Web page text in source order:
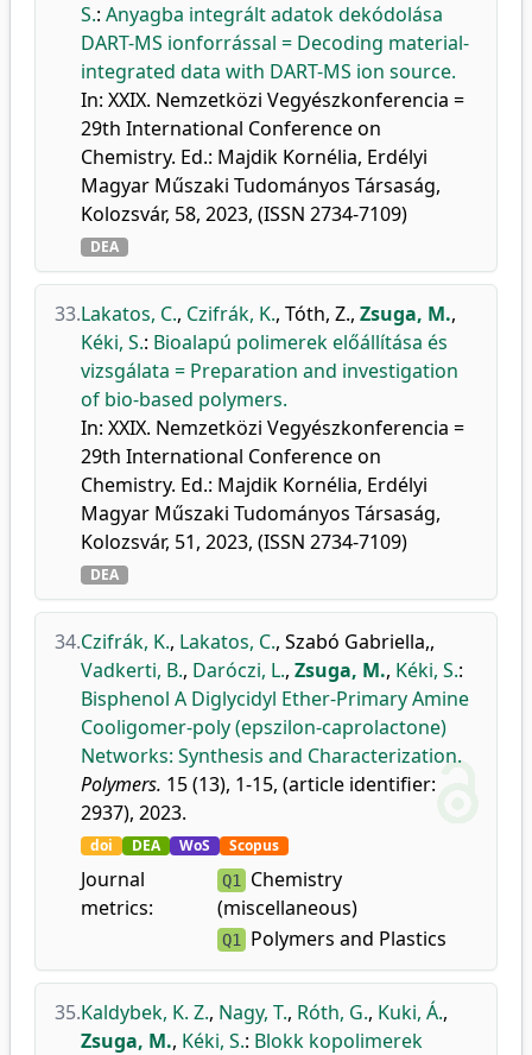
S.: Anyagba integrált adatok dekódolása
DART-MS ionforrással = Decoding material-
integrated data with DART-MS ion source.
In: XXIX. Nemzetközi Vegyészkonferencia =
29th International Conference on
Chemistry. Ed.: Majdik Kornélia, Erdélyi
Magyar Műszaki Tudományos Társaság,
Kolozsvár, 58, 2023, (ISSN 2734-7109)
DEA
33.Lakatos, C., Czifrák, K., Tóth, Z., Zsuga, M.,
Kéki, S.: Bioalapú polimerek előállítása és
vizsgálata = Preparation and investigation
of bio-based polymers.
In: XXIX. Nemzetközi Vegyészkonferencia =
29th International Conference on
Chemistry. Ed.: Majdik Kornélia, Erdélyi
Magyar Műszaki Tudományos Társaság,
Kolozsvár, 51, 2023, (ISSN 2734-7109)
DEA
34.Czifrák, K., Lakatos, C., Szabó Gabriella,,
Vadkerti, B., Daróczi, L., Zsuga, M., Kéki, S.:
Bisphenol A Diglycidyl Ether-Primary Amine
Cooligomer-poly (epszilon-caprolactone)
Networks: Synthesis and Characterization.
Polymers. 15 (13), 1-15, (article identifier:
2937), 2023.
doi DEA WoS Scopus
Journal
metrics:
Q1 Chemistry
(miscellaneous)
Q1 Polymers and Plastics
35.Kaldybek, K. Z., Nagy, T., Róth, G., Kuki, Á.,
Zsuga, M., Kéki, S.: Blokk kopolimerek